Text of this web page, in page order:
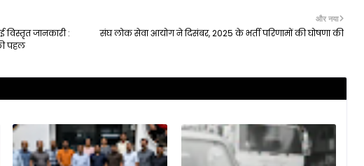
और नया
संघ लोक सेवा आयोग ने दिसंबर, 2025 के भर्ती परिणामों की घोषणा की
विस्तृत जानकारी :
पहल